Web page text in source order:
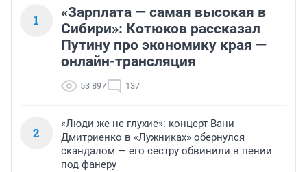
1
«Зарплата — самая высокая в
Сибири»: Котюков рассказал
Путину про экономику края —
онлайн-трансляция
53 897 137
2
«Люди же не глухие»: концерт Вани
Дмитриенко в «Лужниках» обернулся
скандалом — его сестру обвинили в пении
под фанеру